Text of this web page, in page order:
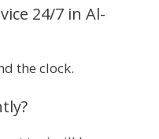
24/7 in Al-
the clock.